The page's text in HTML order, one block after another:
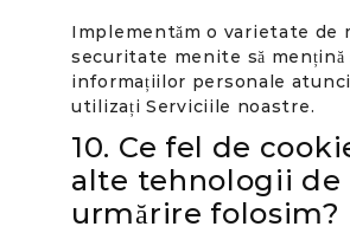
Implementăm o varietate de
securitate menite să mențină
informațiilor personale
utilizați Serviciile noastre.
10. Ce fel de
alte tehnologii de
urmărire folosim?